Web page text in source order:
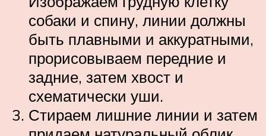
собаки и спину, линии должны
быть плавными и аккуратными,
прорисовываем передние и
задние, затем хвост и
схематически уши.
Стираем лишние линии и затем